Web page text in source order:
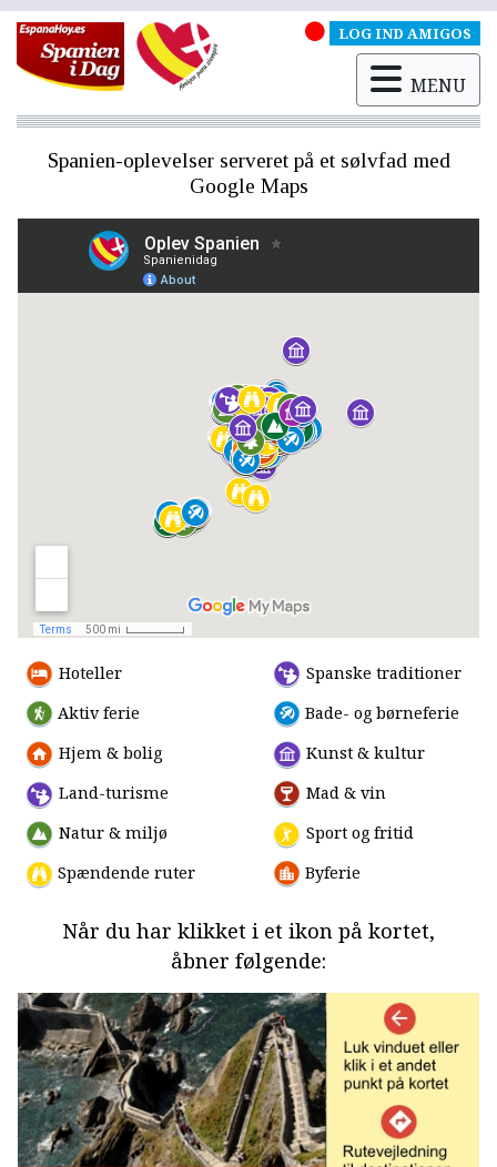
LOG IND AMIGOS
MENU
Spanien-oplevelser serveret på et sølvfad med
Google Maps
Hoteller
Spanske traditioner
Aktiv ferie
Bade- og børneferie
Hjem & bolig
Kunst & kultur
Land-turisme
Mad & vin
Natur & miljø
Sport og fritid
Spændende ruter
Byferie
Når du har klikket i et ikon på kortet,
åbner følgende: